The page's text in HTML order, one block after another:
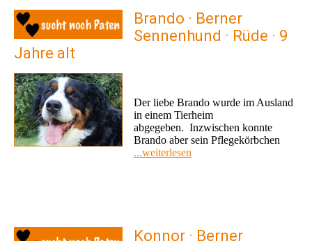
Brando · Berner
Sennenhund · Rüde · 9
Jahre alt
Der liebe Brando wurde im Ausland
in einem Tierheim
abgegeben. Inzwischen konnte
Brando aber sein Pflegekörbchen
...weiterlesen
Konnor · Berner